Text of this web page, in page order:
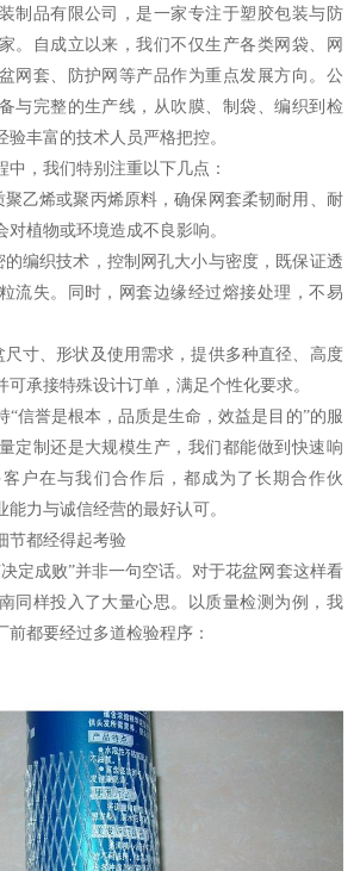
制品有限公司，是一家专注于塑胶包装与防
。自成立以来，我们不仅生产各类网袋、网
网套、防护网等产品作为重点发展方向。公
与完整的生产线，从吹膜、制袋、编织到检
丰富的技术人员严格把控。
，我们特别注重以下几点：
聚乙烯或聚丙烯原料，确保网套柔韧耐用、耐
植物或环境造成不良影响。
的编织技术，控制网孔大小与密度，既保证透
流失。同时，网套边缘经过熔接处理，不易
尺寸、形状及使用需求，提供多种直径、高度
可承接特殊设计订单，满足个性化要求。
“信誉是根本，品质是生命，效益是目的”的服
定制还是大规模生产，我们都能做到快速响
户在与我们合作后，都成为了长期合作伙
力与诚信经营的最好认可。
节都经得起考验
定成败”并非一句空话。对于花盆网套这样看
同样投入了大量心思。以质量检测为例，我
都要经过多道检验程序：